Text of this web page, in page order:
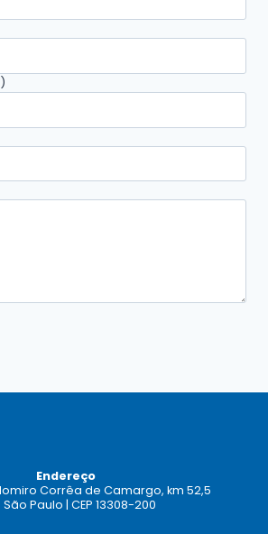
Endereço
Corrêa de Camargo, km 52,5
São Paulo | CEP 13308-200